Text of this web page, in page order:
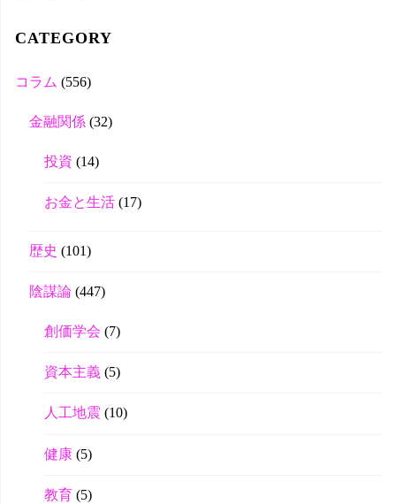
tte
CATEGORY
コラム (556)
金融関係 (32)
投資 (14)
お金と生活(17)
歴史 (101)
陰謀論 (447)
創価学会 (7)
資本主義(5)
人工地震 (10)
健康(5)
教育(5)